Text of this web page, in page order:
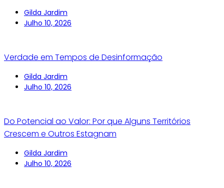
Gilda Jardim
Julho 10, 2026
Verdade em Tempos de Desinformação
Gilda Jardim
Julho 10, 2026
Do Potencial ao Valor: Por que Alguns Territórios
Crescem e Outros Estagnam
Gilda Jardim
Julho 10, 2026